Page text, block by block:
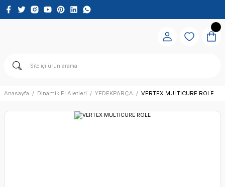
Anasayfa Dinamik El Aletleri YEDEKPARÇA VERTEX MULTICURE ROLE